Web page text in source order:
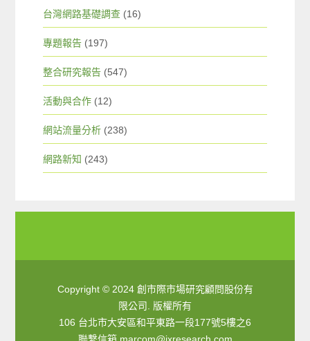
台灣網路基礎調查 (16)
專題報告 (197)
整合研究報告 (547)
活動與合作 (12)
網站流量分析 (238)
網路新知 (243)
Copyright © 2024 創市際市場研究顧問股份有
限公司. 版權所有
106 台北市大安區和平東路一段177號5樓之6